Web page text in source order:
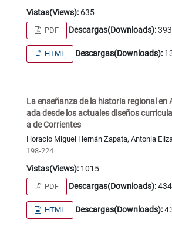
Vistas(Views):635
PDF Descargas(Downloads):393
HTML Descargas(Downloads):
La enseñanza de la historia regional en
ada desde los actuales diseños
a de Corrientes
Horacio Miguel Hernán Zapata, Antonia
198-224
Vistas(Views):1015
PDF Descargas(Downloads):434
HTML Descargas(Downloads):